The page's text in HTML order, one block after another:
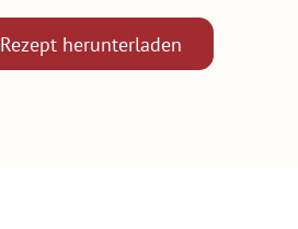
Rezept herunterladen